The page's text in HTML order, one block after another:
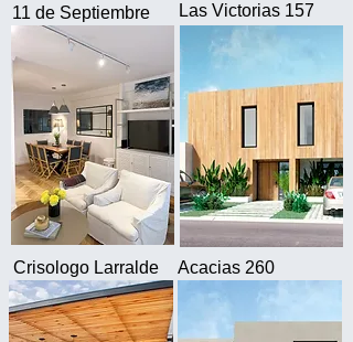
11 de Septiembre Las Victorias 157
Crisologo Larralde Acacias 260